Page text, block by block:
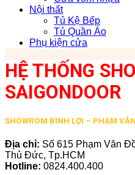
Nội thất
Tủ Kệ Bếp
Tủ Quần Áo
Phụ kiện cửa
HỆ THỐNG
SAIGONDOOR
SHOWROM BÌNH LỢI – PHẠM
Địa chỉ: Số 615 Phạm Văn
Thủ Đức, Tp.HCM
Hotline: 0824.400.400